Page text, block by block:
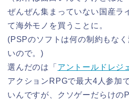
ぜんぜん集まっていない国産ラ
て海外モノを買うことに。
(PSPのソフトは何の制約もな
いので。)
選んだのは「 アントールドレジ
アクションRPGで最大4人参加
いんですが、クソゲーだらけの